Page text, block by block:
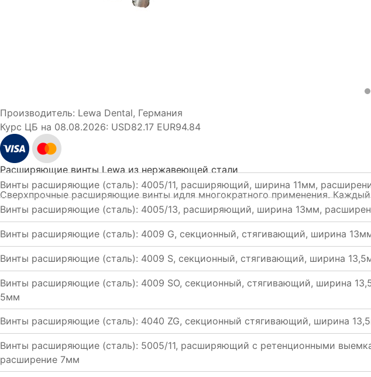
Производитель: Lewa Dental, Германия
Курс ЦБ на 08.08.2026: USD82.17 EUR94.84
Расширяющие винты Lewa из нержавеющей стали
Сверхпрочные расширяющие винты идля многократного применения.
Винты расширяющие (сталь): 4005/11, расширяющий, ширина 11мм,
Винты расширяющие (сталь): 4005/13, расширяющий, ширина 13мм,
Винты расширяющие (сталь): 4009 G, секционный, стягивающий, ширина
Винты расширяющие (сталь): 4009 S, секционный, стягивающий, ширина
Винты расширяющие (сталь): 4009 SO, секционный, стягивающий, ширина
5мм
Винты расширяющие (сталь): 4040 ZG, секционный стягивающий, ширина
Винты расширяющие (сталь): 5005/11, расширяющий с ретенционными
расширение 7мм